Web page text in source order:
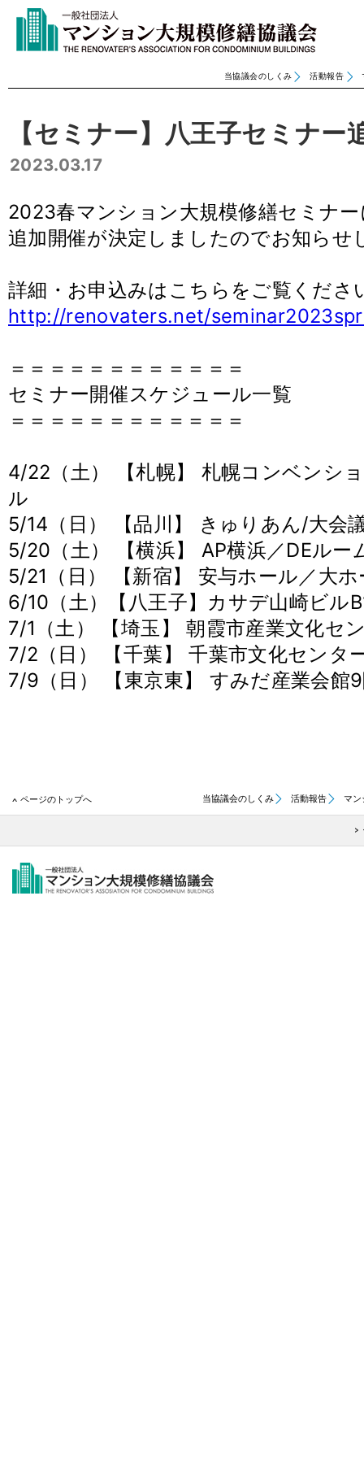
当協議会のしくみ 活動報告
【セミナー】八王子セミナー
2023.03.17
2023春マンション大規模修繕セミナ
追加開催が決定しましたのでお知らせ
詳細・お申込みはこちらをご覧くださ
http://renovaters.net/
＝＝＝＝＝＝＝＝＝＝＝＝
セミナー開催スケジュール一覧
＝＝＝＝＝＝＝＝＝＝＝＝
4/22（土） 【札幌】 札幌コンベンシ
ル
5/14（日） 【品川】 きゅりあん/大会
5/20（土） 【横浜】 AP横浜／DEルー
5/21（日） 【新宿】 安与ホール／大ホ
6/10（土）【八王子】カサデ山崎ビル
7/1（土） 【埼玉】 朝霞市産業文化セ
7/2（日） 【千葉】 千葉市文化セン
7/9（日） 【東京東】 すみだ産業会館
ページのトップへ 当協議会のしくみ 活動報告 マン